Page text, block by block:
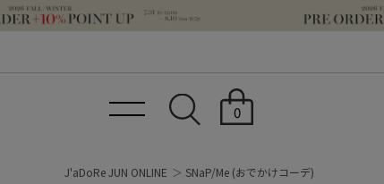
0
J'aDoRe JUN ONLINE SNaP/Me (おでかけコーデ)